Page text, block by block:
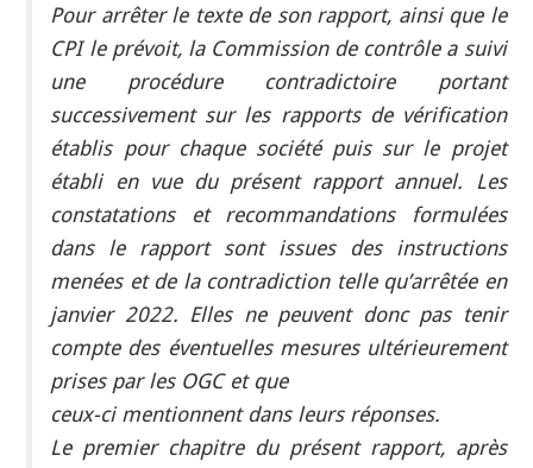
Pour arrêter le texte de son rapport, ainsi que le
CPI le prévoit, la Commission de contrôle a suivi
une procédure contradictoire portant
successivement sur les rapports de vérification
établis pour chaque société puis sur le projet
établi en vue du présent rapport annuel. Les
constatations et recommandations formulées
dans le rapport sont issues des instructions
menées et de la contradiction telle qu’arrêtée en
janvier 2022. Elles ne peuvent donc pas tenir
compte des éventuelles mesures ultérieurement
prises par les OGC et que
ceux-ci mentionnent dans leurs réponses.
Le premier chapitre du présent rapport, après